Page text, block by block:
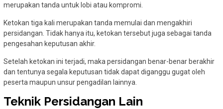
merupakan tanda untuk lobi atau kompromi.
Ketokan tiga kali merupakan tanda memulai dan mengakhiri
persidangan. Tidak hanya itu, ketokan tersebut juga sebagai tanda
pengesahan keputusan akhir.
Setelah ketokan ini terjadi, maka persidangan benar-benar berakhir
dan tentunya segala keputusan tidak dapat diganggu gugat oleh
peserta maupun unsur pengadilan lainnya.
Teknik Persidangan Lain